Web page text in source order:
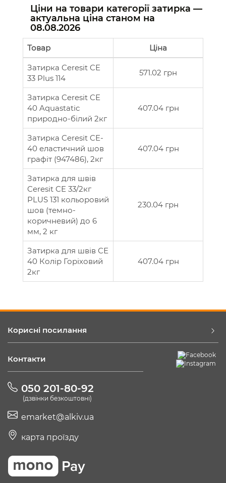
Ціни на товари категорії затирка —
актуальна ціна станом на
08.08.2026
Товар Ціна
Затирка Ceresit CE
33 Plus 114
571.02 грн
Затирка Ceresit CE
40 Aquastatic
природно-білий 2кг
407.04 грн
Затирка Ceresit CE-
40 еластичний шов
графіт (947486), 2кг
407.04 грн
Затирка для швів
Ceresit CE 33/2кг
PLUS 131 кольоровий
шов (темно-
коричневий) до 6
мм, 2 кг
230.04 грн
Затирка для швів СЕ
40 Колір Горіховий
2кг
407.04 грн
Корисні посилання
Контакти
050 201-80-92
(дзвінки безкоштовні)
emarket@alkiv.ua
карта проїзду